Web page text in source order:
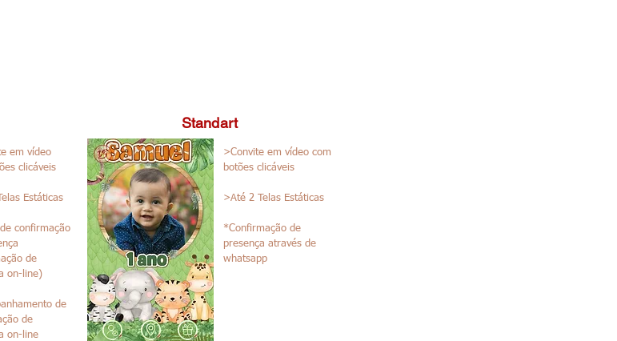
em vídeo
clicáveis
Estáticas
confirmação
de
on-line)
de
de
on-line
Standart
>Convite em vídeo com
botões clicáveis
>Até 2 Telas Estáticas
*Confirmação de
presença através de
whatsapp